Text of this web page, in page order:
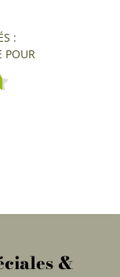
:
POUR
&